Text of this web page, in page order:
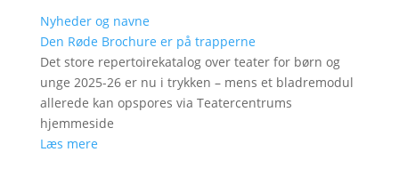
Nyheder og navne
Den Røde Brochure er på trapperne
Det store repertoirekatalog over teater for børn og
unge 2025-26 er nu i trykken – mens et bladremodul
allerede kan opspores via Teatercentrums
hjemmeside
Læs mere